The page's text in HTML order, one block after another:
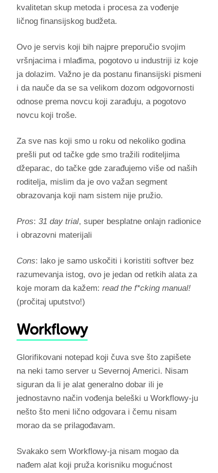
kvalitetan skup metoda i procesa za vođenje
ličnog finansijskog budžeta.
Ovo je servis koji bih najpre preporučio svojim
vršnjacima i mlađima, pogotovo u industriji iz koje
ja dolazim. Važno je da postanu finansijski pismeni
i da nauče da se sa velikom dozom odgovornosti
odnose prema novcu koji zarađuju, a pogotovo
novcu koji troše.
Za sve nas koji smo u roku od nekoliko godina
prešli put od tačke gde smo tražili roditeljima
džeparac, do tačke gde zarađujemo više od naših
roditelja, mislim da je ovo važan segment
obrazovanja koji nam sistem nije pružio.
Pros: 31 day trial, super besplatne onlajn radionice
i obrazovni materijali
Cons: lako je samo uskočiti i koristiti softver bez
razumevanja istog, ovo je jedan od retkih alata za
koje moram da kažem: read the f*cking manual!
(pročitaj uputstvo!)
Workflowy
Glorifikovani notepad koji čuva sve što zapišete
na neki tamo server u Severnoj Americi. Nisam
siguran da li je alat generalno dobar ili je
jednostavno način vođenja beleški u Workflowy-ju
nešto što meni lično odgovara i čemu nisam
morao da se prilagođavam.
Svakako sem Workflowy-ja nisam mogao da
nađem alat koji pruža korisniku mogućnost